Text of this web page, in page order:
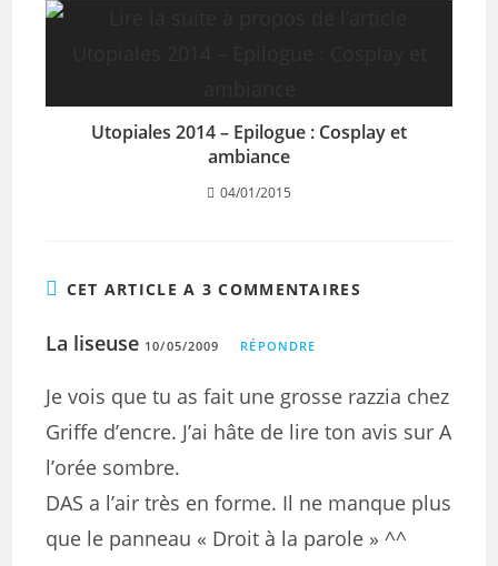
Utopiales 2014 – Epilogue : Cosplay et
ambiance
04/01/2015
CET ARTICLE A 3 COMMENTAIRES
La liseuse 10/05/2009 RÉPONDRE
Je vois que tu as fait une grosse razzia chez
Griffe d’encre. J’ai hâte de lire ton avis sur A
l’orée sombre.
DAS a l’air très en forme. Il ne manque plus
que le panneau « Droit à la parole » ^^